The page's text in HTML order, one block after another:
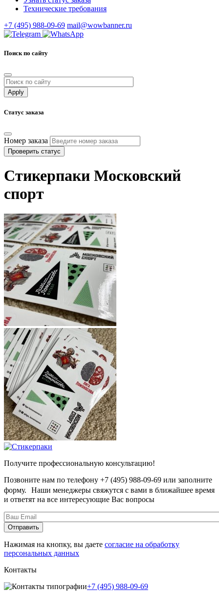
Технические требования
+7 (495) 988-09-69 mail@wowbanner.ru
Поиск по сайту
Статус заказа
Номер заказа
Проверить статус
Стикерпаки Московский
спорт
Получите профессиональную консультацию!
Позвоните нам по телефону +7 (495) 988-09-69 или заполните
форму. Наши менеджеры свяжутся с вами в ближайшее время
и ответят на все интересующие Вас вопросы
Нажимая на кнопку, вы даете согласие на обработку
персональных данных
Контакты
+7 (495) 988-09-69